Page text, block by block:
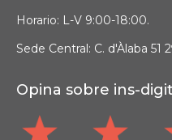
Horario: L-V 9:00-18:00.
Sede Central: C. d'Àlaba 51
Opina sobre ins-